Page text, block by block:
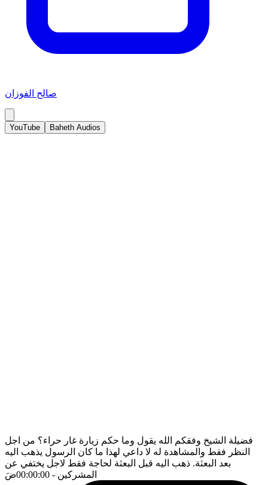
صالح الفوزان
YouTube Baheth Audios
فضيلة الشيخ وفقكم الله يقول وما حكم زيارة غار حراء؟ من اجل
النظر فقط والمشاهدة له لا داعي لهذا ما كان الرسول يذهب اليه
بعد البعثة. ذهب اليه قبل البعثة لحاجة فقط لاجل يختفي عن
المشركين - 00:00:00 ضَ